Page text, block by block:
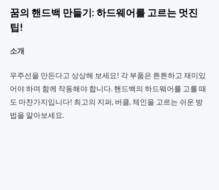
꿈의 핸드백 만들기: 하드웨어를 고르는 멋진
팁!
소개
우주선을 만든다고 상상해 보세요! 각 부품은 튼튼하고 재미있
어야 하며 함께 작동해야 합니다. 핸드백의 하드웨어를 고를 때
도 마찬가지입니다! 최고의 지퍼, 버클, 체인을 고르는 쉬운 방
법을 알아보세요.